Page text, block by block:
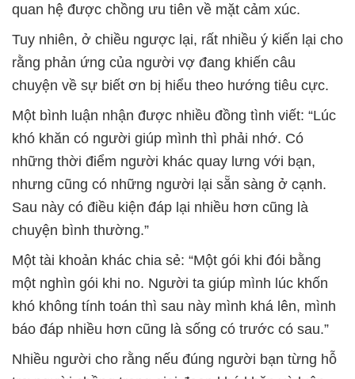
quan hệ được chồng ưu tiên về mặt cảm xúc.
Tuy nhiên, ở chiều ngược lại, rất nhiều ý kiến lại cho
rằng phản ứng của người vợ đang khiến câu
chuyện về sự biết ơn bị hiểu theo hướng tiêu cực.
Một bình luận nhận được nhiều đồng tình viết: “Lúc
khó khăn có người giúp mình thì phải nhớ. Có
những thời điểm người khác quay lưng với bạn,
nhưng cũng có những người lại sẵn sàng ở cạnh.
Sau này có điều kiện đáp lại nhiều hơn cũng là
chuyện bình thường.”
Một tài khoản khác chia sẻ: “Một gói khi đói bằng
một nghìn gói khi no. Người ta giúp mình lúc khốn
khó không tính toán thì sau này mình khá lên, mình
báo đáp nhiều hơn cũng là sống có trước có sau.”
Nhiều người cho rằng nếu đúng người bạn từng hỗ